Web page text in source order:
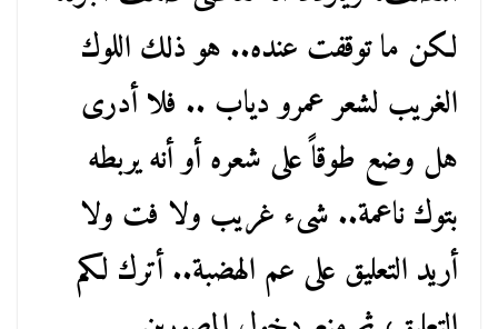
لكن ما توقفت عنده.. هو ذلك اللوك
الغريب لشعر عمرو دياب .. فلا أدرى
هل وضع طوقاً على شعره أو أنه يربطه
بتوك ناعمة.. شىء غريب ولا فت ولا
أريد التعليق على عم الهضبة.. أترك لكم